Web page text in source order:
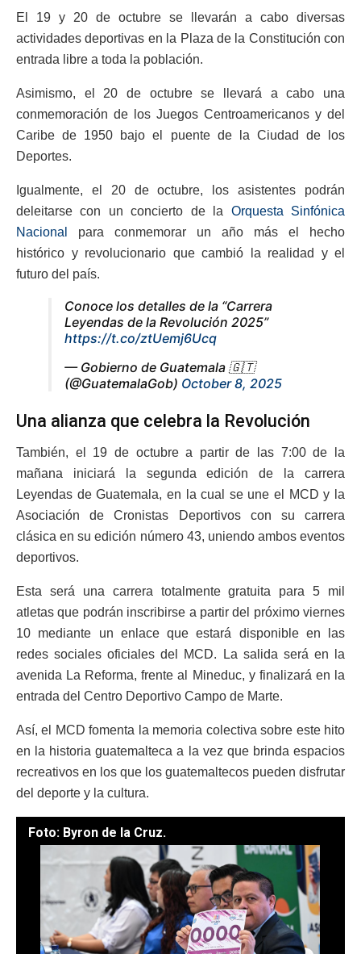
El 19 y 20 de octubre se llevarán a cabo diversas
actividades deportivas en la Plaza de la Constitución con
entrada libre a toda la población.
Asimismo, el 20 de octubre se llevará a cabo una
conmemoración de los Juegos Centroamericanos y del
Caribe de 1950 bajo el puente de la Ciudad de los
Deportes.
Igualmente, el 20 de octubre, los asistentes podrán
deleitarse con un concierto de la Orquesta Sinfónica
Nacional
para conmemorar un año más el hecho
histórico y revolucionario que cambió la realidad y el
futuro del país.
Conoce los detalles de la “Carrera
Leyendas de la Revolución 2025”
https://t.co/ztUemj6Ucq
— Gobierno de Guatemala 🇬🇹
(@GuatemalaGob) October 8, 2025
Una alianza que celebra la Revolución
También, el 19 de octubre a partir de las 7:00 de la
mañana iniciará la segunda edición de la carrera
Leyendas de Guatemala, en la cual se une el MCD y la
Asociación de Cronistas Deportivos con su carrera
clásica en su edición número 43, uniendo ambos eventos
deportivos.
Esta será una carrera totalmente gratuita para 5 mil
atletas que podrán inscribirse a partir del próximo viernes
10 mediante un enlace que estará disponible en las
redes sociales oficiales del MCD. La salida será en la
avenida La Reforma, frente al Mineduc, y finalizará en la
entrada del Centro Deportivo Campo de Marte.
Así, el MCD fomenta la memoria colectiva sobre este hito
en la historia guatemalteca a la vez que brinda espacios
recreativos en los que los guatemaltecos pueden disfrutar
del deporte y la cultura.
Foto: Byron de la Cruz.